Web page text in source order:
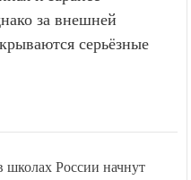
за внешней
серьёзные
школах России начнут